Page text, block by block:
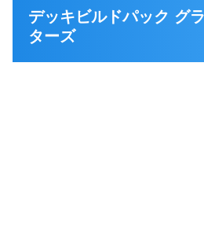
デッキビルドパック グ
ターズ